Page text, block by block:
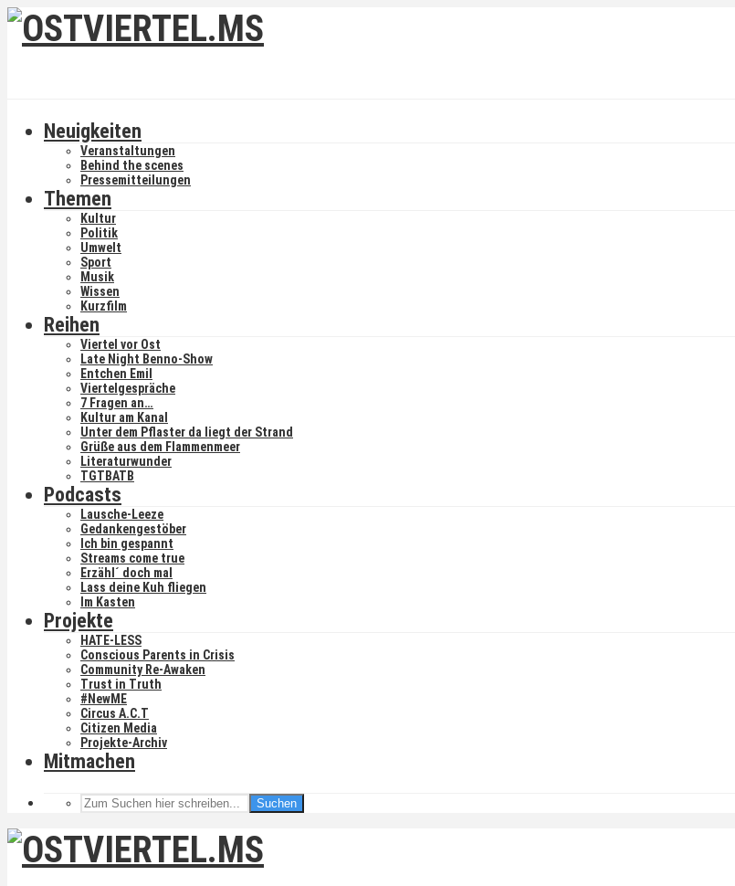
Neuigkeiten
Veranstaltungen
Behind the scenes
Pressemitteilungen
Themen
Kultur
Politik
Umwelt
Sport
Musik
Wissen
Kurzfilm
Reihen
Viertel vor Ost
Late Night Benno-Show
Entchen Emil
Viertelgespräche
7 Fragen an…
Kultur am Kanal
Unter dem Pflaster da liegt der Strand
Grüße aus dem Flammenmeer
Literaturwunder
TGTBATB
Podcasts
Lausche-Leeze
Gedankengestöber
Ich bin gespannt
Streams come true
Erzähl´ doch mal
Lass deine Kuh fliegen
Im Kasten
Projekte
HATE-LESS
Conscious Parents in Crisis
Community Re-Awaken
Trust in Truth
#NewME
Circus A.C.T
Citizen Media
Projekte-Archiv
Mitmachen
Suchen